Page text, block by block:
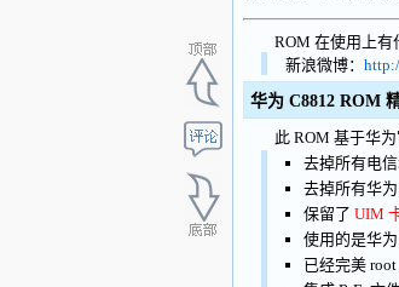
ROM 在使用上有什
新浪微博：
华为 C8812 ROM
此 ROM 基于华为
去掉所有电信
去掉所有华
保留了 UIM
使用的是华为
已经完美